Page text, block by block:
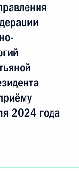
2024 года